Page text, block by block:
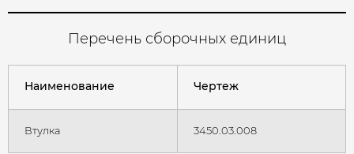
Перечень сборочных единиц
Наименование Чертеж
Втулка 3450.03.008